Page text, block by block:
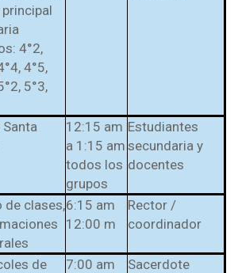
4°2,
4°5,
5°3,
Santa
12:15 am
a 1:15 am
todos los
grupos
Estudiantes
secundaria y
docentes
de clases,6:15 am
12:00 m
Rector /
coordinador
de
7:00 am
Sacerdote